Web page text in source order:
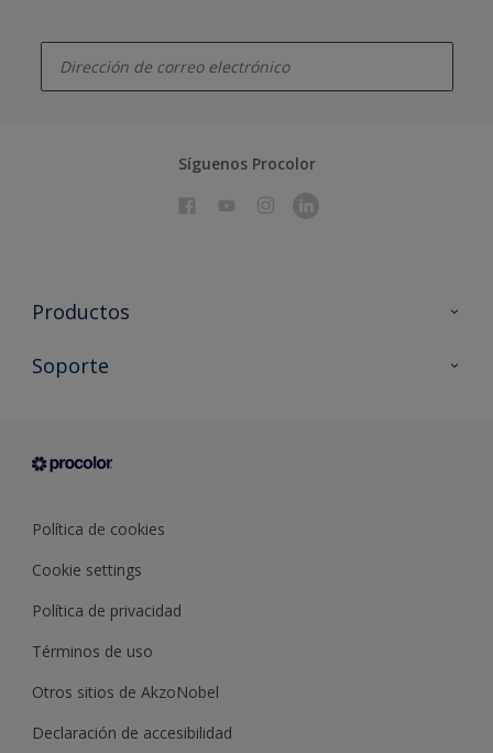
Síguenos Procolor
Productos
Todos los productos
Condiciones generales de venta
Soporte
Sobre Procolor
Política de cookies
Cookie settings
Política de privacidad
Términos de uso
Otros sitios de AkzoNobel
Declaración de accesibilidad